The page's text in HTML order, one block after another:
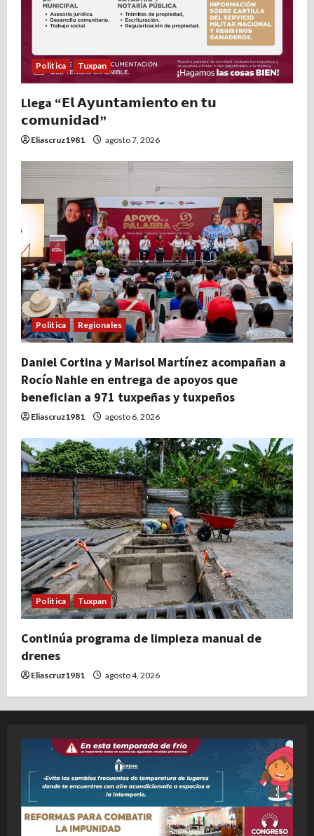
Politica Tuxpan
Llega “𝗘𝗹 𝗔𝘆𝘂𝗻𝘁𝗮𝗺𝗶𝗲𝗻𝘁𝗼 𝗲𝗻 𝘁𝘂
𝗰𝗼𝗺𝘂𝗻𝗶𝗱𝗮𝗱”
Eliascruz1981 agosto 7, 2026
Politica Regionales
Daniel Cortina y Marisol Martínez acompañan a
Rocío Nahle en entrega de apoyos que
benefician a 971 tuxpeñas y tuxpeños
Eliascruz1981 agosto 6, 2026
Politica Tuxpan
Continúa programa de limpieza manual de
drenes
Eliascruz1981 agosto 4, 2026